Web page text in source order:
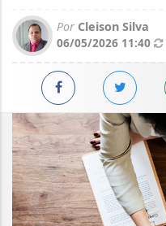
Por Cleison Silva
06/05/2026 11:40